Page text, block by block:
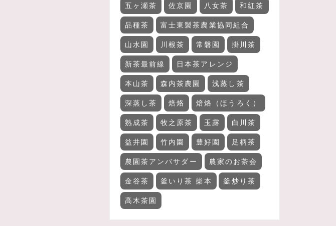
五ヶ瀬茶 佐京園 八女茶 和紅茶
品種茶 富士東製茶農業協同組合
山水園 川根茶 常磐園 掛川茶
新茶最前線 日本茶アレンジ
本山茶 森内茶農園 浅蒸し茶
深蒸し茶 焙烙 焙烙（ほうろく）
熟成茶 牧之原茶 玉露 白川茶
益井園 竹内園 豊好園 足柄茶
農園茶アンバサダー 農家のお茶会
金谷茶 釜いり茶 柴本 釜炒り茶
高木茶園